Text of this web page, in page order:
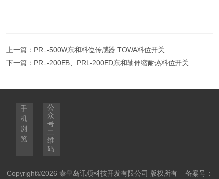
上一篇： PRL-500W东和料位传感器 TOWA料位开关
下一篇： PRL-200EB、PRL-200ED东和轴伸缩耐热料位开关
手
机
浏
览
公
众
号
二
维
码
Copyright©2026 秦皇岛讯领科技开发有限公司 版权所有 备案号：